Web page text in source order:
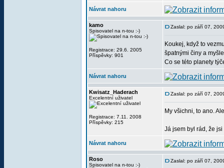
Návrat nahoru
kamo
Spisovatel na n-tou :-)
Registrace: 29.6. 2005
Příspěvky: 901
Zaslal: po září 07,
Koukej, když to
špatnými činy a
Co se této planety
Návrat nahoru
Kwisatz_Haderach
Excelentní uživatel
Registrace: 7.11. 2008
Příspěvky: 215
Zaslal: po září 07,
My všichni, to ano.
Já jsem byl rád, že
Návrat nahoru
Roso
Spisovatel na n-tou :-)
Zaslal: po září 07,